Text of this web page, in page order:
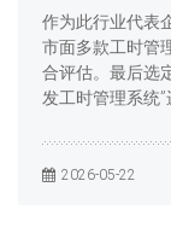
作为此行业代表
市面多款工时管
合评估。最后选
发工时管理系统”
2026-05-22